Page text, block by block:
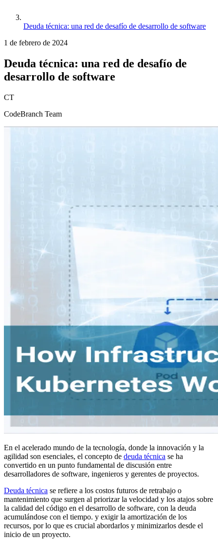
Deuda técnica: una red de desafío de desarrollo de software
1 de febrero de 2024
Deuda técnica: una red de desafío de
desarrollo de software
CT
CodeBranch Team
En el acelerado mundo de la tecnología, donde la innovación y la
agilidad son esenciales, el concepto de deuda técnica se ha
convertido en un punto fundamental de discusión entre
desarrolladores de software, ingenieros y gerentes de proyectos.
Deuda técnica se refiere a los costos futuros de retrabajo o
mantenimiento que surgen al priorizar la velocidad y los atajos sobre
la calidad del código en el desarrollo de software, con la deuda
acumulándose con el tiempo. y exigir la amortización de los
recursos, por lo que es crucial abordarlos y minimizarlos desde el
inicio de un proyecto.